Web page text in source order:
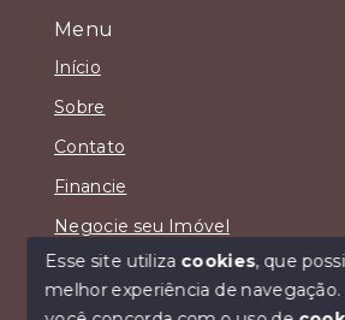
Menu
Início
Sobre
Contato
Financie
Negocie seu Imóvel
Olá! Estamos
Esse site utiliza cookies, que
melhor experiência de navegação.